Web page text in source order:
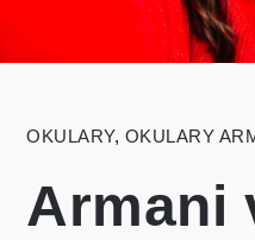
OKULARY, OKULARY
Armani